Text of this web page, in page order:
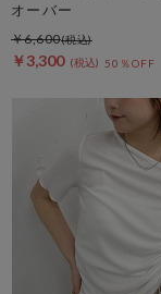
オーバー
￥3,300 50％OFF
￥6,600